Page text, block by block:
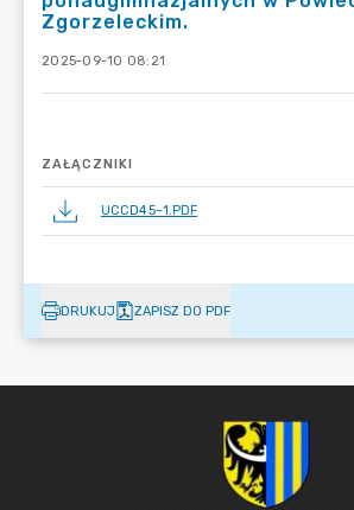
Zgorzeleckim.
2025-09-10 08:21
ZAŁĄCZNIKI
UCCD45~1.PDF
DRUKUJ ZAPISZ DO PDF